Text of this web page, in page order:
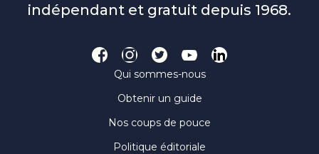
indépendant et gratuit depuis 1968.
Qui sommes-nous
Obtenir un guide
Nos coups de pouce
Politique éditoriale